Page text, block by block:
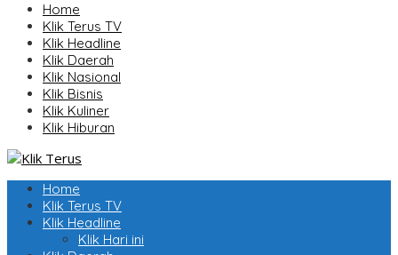
Home
Klik Terus TV
Klik Headline
Klik Daerah
Klik Nasional
Klik Bisnis
Klik Kuliner
Klik Hiburan
Home
Klik Terus TV
Klik Headline
Klik Hari ini